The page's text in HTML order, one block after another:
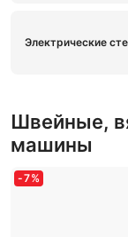
Электрические
Швейные,
машины
-7%